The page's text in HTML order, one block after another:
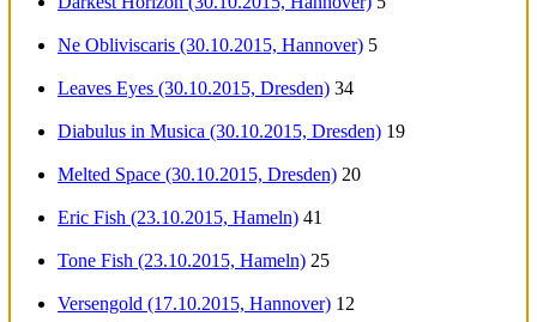
Ne Obliviscaris (30.10.2015, Hannover) 5
Leaves Eyes (30.10.2015, Dresden) 34
Diabulus in Musica (30.10.2015, Dresden) 19
Melted Space (30.10.2015, Dresden) 20
Eric Fish (23.10.2015, Hameln) 41
Tone Fish (23.10.2015, Hameln) 25
Versengold (17.10.2015, Hannover) 12